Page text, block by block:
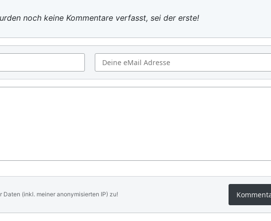
noch keine Kommentare verfasst, sei der erste!
Daten (inkl. meiner anonymisierten IP) zu!